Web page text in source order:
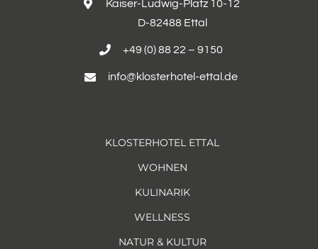
Kaiser-Ludwig-Platz 10-12
D-82488 Ettal
+49 (0) 88 22 – 9150
info@klosterhotel-ettal.de
KLOSTERHOTEL ETTAL
WOHNEN
KULINARIK
WELLNESS
NATUR & KULTUR